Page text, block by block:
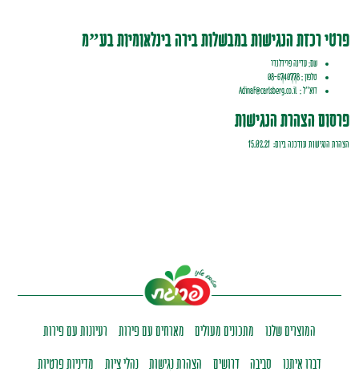
פרטי רכזת הנגישות במבשלות בירה בינלאומיות בע”מ
שם: עדינה פרידלנדר
טלפון : 08-6740778
דוא”ל : AdinaF@carlsberg.co.il
פרסום הצהרת הנגישות
הצהרת הנגישות עודכנה ביום: 15.02.21
המוצרים שלנו מתכונים מעולים מארחים עם פירות
רעיונות עם פירות
דברו איתנו
סביבה דרושים הצהרת נגישות נהלי ציות מדיניות פרטיות